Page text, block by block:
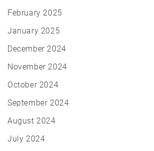
February 2025
January 2025
December 2024
November 2024
October 2024
September 2024
August 2024
July 2024